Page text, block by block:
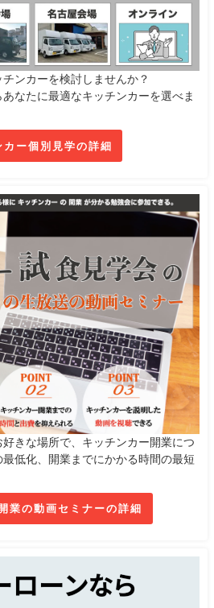
ンカーを検討しませんか？
なたに最適なキッチンカーを選べま
カー個別見学の詳細
きな場所で、キッチンカー開業につ
低化、開業までにかかる時間の最短
業の動画セミナーの詳細